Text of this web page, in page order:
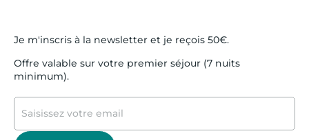
Je m'inscris à la newsletter et je reçois 50€.
Offre valable sur votre premier séjour (7 nuits
minimum).